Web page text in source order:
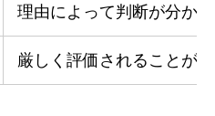
理由によって判断が分か
厳しく評価されることが